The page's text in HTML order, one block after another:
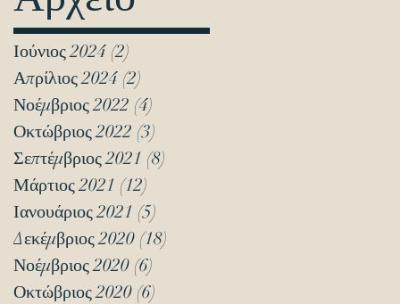
Ιούνιος 2024 (2)
Απρίλιος 2024 (2)
Νοέμβριος 2022 (4)
Οκτώβριος 2022 (3)
Σεπτέμβριος 2021 (8)
Μάρτιος 2021 (12)
Ιανουάριος 2021 (5)
Δεκέμβριος 2020 (18)
Νοέμβριος 2020 (6)
Οκτώβριος 2020 (6)